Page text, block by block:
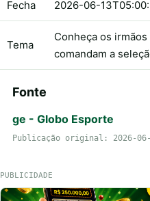
Fecha 2026-06-
Tema
Conheça os
comandam a
Fonte
ge - Globo Esporte
Publicação original: 2026-06-
PUBLICIDADE